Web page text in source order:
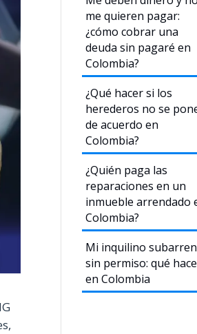
me quieren pagar:
¿cómo cobrar una
deuda sin pagaré en
Colombia?
¿Qué hacer si los
herederos no se
de acuerdo en
Colombia?
¿Quién paga las
reparaciones en un
inmueble arrendado
Colombia?
Mi inquilino
sin permiso: qué
en Colombia